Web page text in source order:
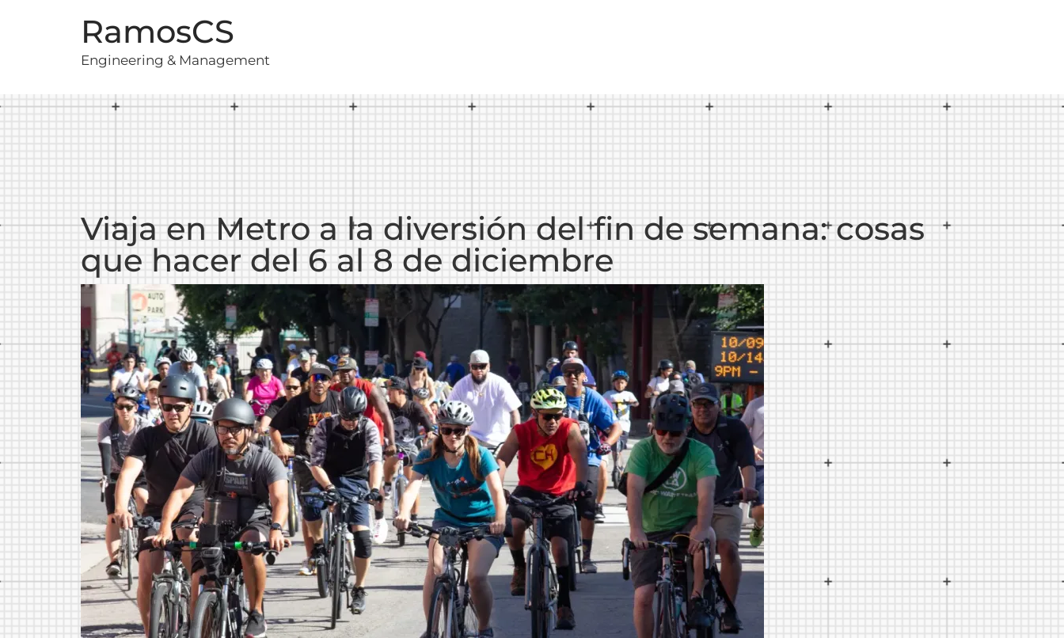
RamosCS
Engineering & Management
Viaja en Metro a la diversión del fin de semana: cosas
que hacer del 6 al 8 de diciembre